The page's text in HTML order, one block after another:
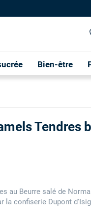
Bien-être
Tendres
au Beurre salé de
la confiserie Dupont